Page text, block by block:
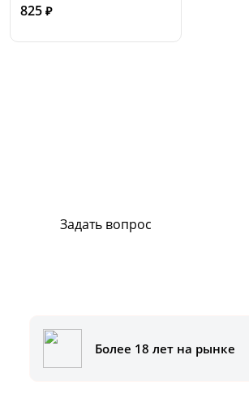
825 ₽
Задать вопрос
Более 18 лет на рынке